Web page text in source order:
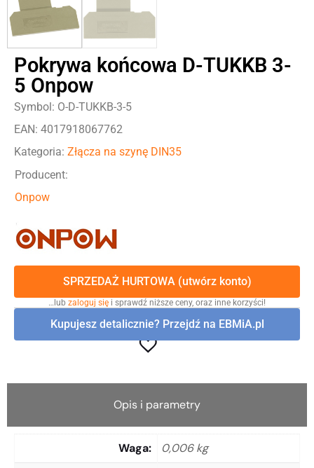
Pokrywa końcowa D-TUKKB 3-
5 Onpow
Symbol: O-D-TUKKB-3-5
EAN: 4017918067762
Kategoria: Złącza na szynę DIN35
Producent:
Onpow
SPRZEDAŻ HURTOWA (utwórz konto)
…lub zaloguj się i sprawdź niższe ceny, oraz inne korzyści!
Kupujesz detalicznie? Przejdź na EBMiA.pl
Opis i parametry
Waga
0,006 kg